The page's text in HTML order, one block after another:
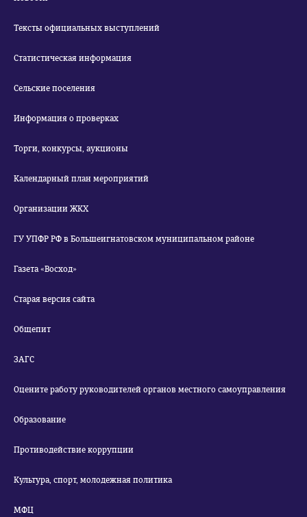
Тексты официальных выступлений
Статистическая информация
Сельские поселения
Информация о проверках
Торги, конкурсы, аукционы
Календарный план мероприятий
Организации ЖКХ
ГУ УПФР РФ в Большеигнатовском муниципальном районе
Газета «Восход»
Старая версия сайта
Общепит
ЗАГС
Оцените работу руководителей органов местного самоуправления
Образование
Противодействие коррупции
Культура, спорт, молодежная политика
МФЦ